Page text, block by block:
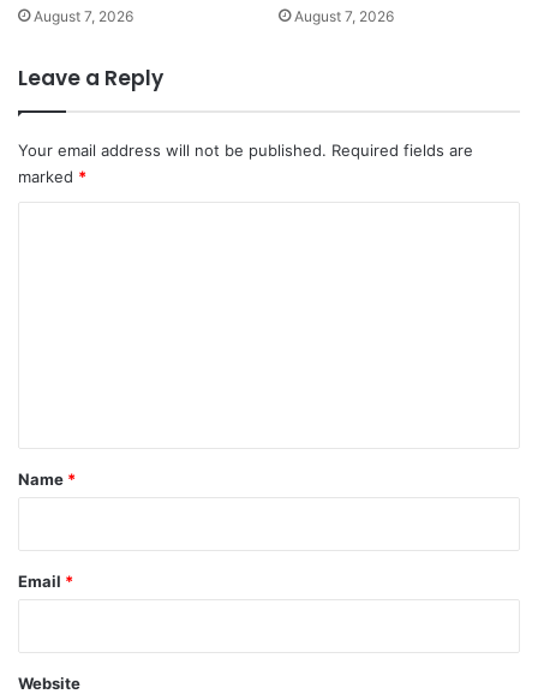
August 7, 2026 August 7, 2026
Leave a Reply
Your email address will not be published. Required fields are
marked *
*
Name *
Email *
Website